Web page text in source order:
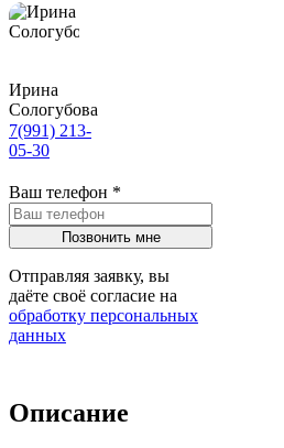
Ирина
Сологубова
7(991) 213-
05-30
Ваш телефон *
Отправляя заявку, вы
даёте своё согласие на
обработку персональных
данных
Описание